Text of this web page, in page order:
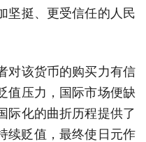
坚挺、更受信任的人民
对该货币的购买力有信
值压力，国际市场便缺
际化的曲折历程提供了
贬值，最终使日元作